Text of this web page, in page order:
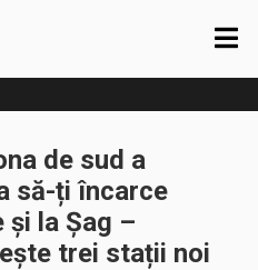
de sud a
să-ți încarce
și la Șag –
trei stații noi